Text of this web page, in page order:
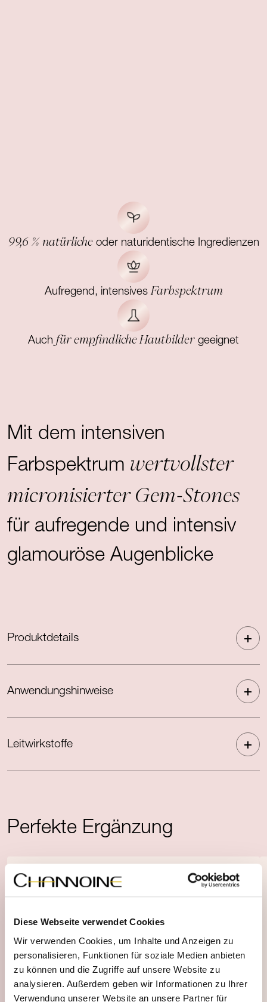
Diese Webseite verwendet Cookies
Wir verwenden Cookies, um Inhalte und Anzeigen zu
personalisieren, Funktionen für soziale Medien anbieten
zu können und die Zugriffe auf unsere Website zu
analysieren. Außerdem geben wir Informationen zu Ihrer
Verwendung unserer Website an unsere Partner für
99,6 % natürlicheoder naturidentische Ingredienzen
Aufregend, intensives Farbspektrum
Auch für empfindliche Hautbilder geeignet
Mit dem intensiven
Farbspektrum wertvollster
micronisierter Gem-Stones
für aufregende und intensiv
glamouröse Augenblicke
Produktdetails
Anwendungshinweise
Leitwirkstoffe
Perfekte Ergänzung